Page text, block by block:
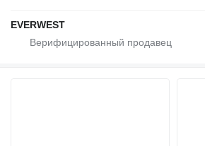
EVERWEST